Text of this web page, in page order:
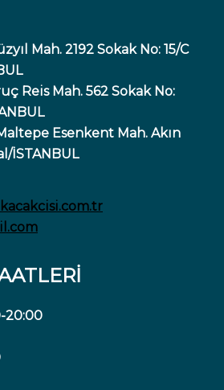
Mah. 2192 Sokak No: 15/C
Reis Mah. 562 Sokak No:
Esenkent Mah. Akın
İSTANBUL
20:00